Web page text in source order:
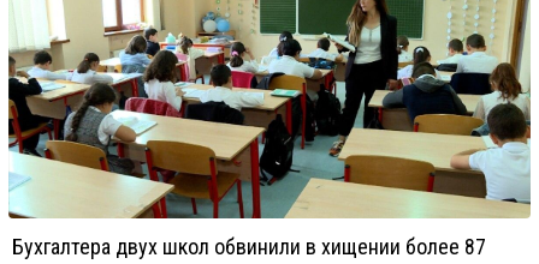
Бухгалтера двух школ обвинили в хищении более 87